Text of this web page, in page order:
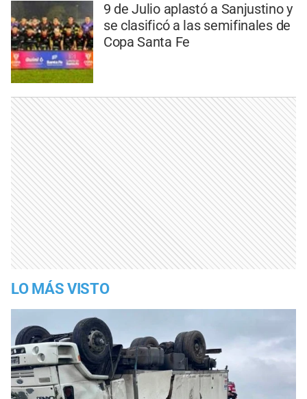
9 de Julio aplastó a Sanjustino y
se clasificó a las semifinales de
Copa Santa Fe
LO MÁS VISTO